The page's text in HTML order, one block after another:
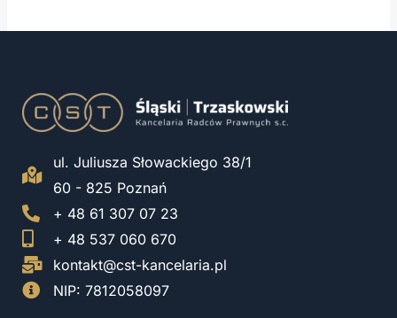
ul. Juliusza Słowackiego 38/1
60 - 825 Poznań
+ 48 61 307 07 23
+ 48 537 060 670
kontakt@cst-kancelaria.pl
NIP: 7812058097